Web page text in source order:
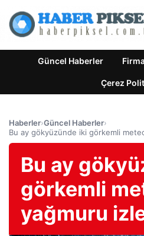
Güncel Haberler
Çerez
Haberler›Güncel Haberler›
Bu ay gökyüzünde iki görkemli
Bu ay
görkemli
yağmuru